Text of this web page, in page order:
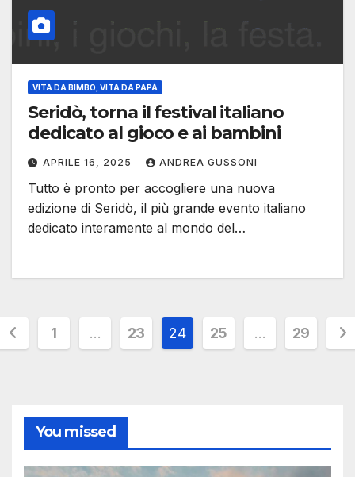
VITA DA BIMBO, VITA DA PAPÀ
Seridò, torna il festival italiano
dedicato al gioco e ai bambini
APRILE 16, 2025 ANDREA GUSSONI
Tutto è pronto per accogliere una nuova
edizione di Seridò, il più grande evento italiano
dedicato interamente al mondo del…
1 … 23 24 25 … 29
You missed